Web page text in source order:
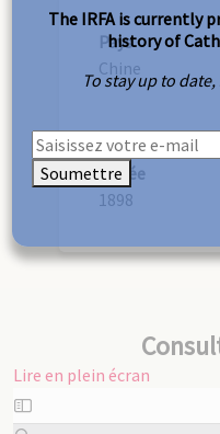
Pays
Chine
Année
1898
Lire en plein écran
Aller
au
The IRFA is currently
history of
To stay up to
Soumettre